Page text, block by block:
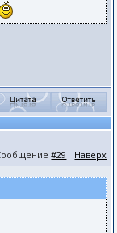
#29 | Наверх